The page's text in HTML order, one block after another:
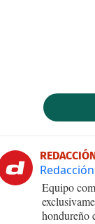
Equipo
hondureño